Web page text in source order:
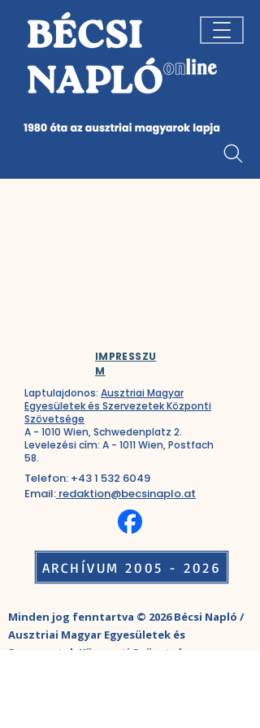
IMPRESSZU
M
Laptulajdonos: Ausztriai Magyar
Egyesületek és Szervezetek Központi
Szövetsége
A - 1010 Wien, Schwedenplatz 2.
Levelezési cím: A - 1011 Wien, Postfach
58.
Telefon: +43 1 532 6049
Email: redaktion@becsinaplo.at
ARCHÍVUM 2005 - 2026
Minden jog fenntartva © 2026 Bécsi Napló /
Ausztriai Magyar Egyesületek és
Szervezetek Központi Szövetsége